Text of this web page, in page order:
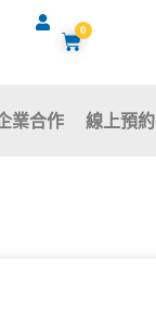
0
購
業合作 線上預約